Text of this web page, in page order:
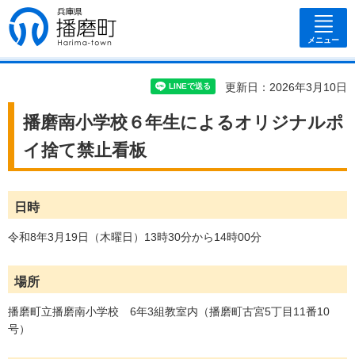
兵庫県 播磨
町
メニュー
更新日：2026年3月10日
播磨南小学校６年生によるオリジナルポ
イ捨て禁止看板
日時
令和8年3月19日（木曜日）13時30分から14時00分
場所
播磨町立播磨南小学校 6年3組教室内（播磨町古宮5丁目11番10
号）